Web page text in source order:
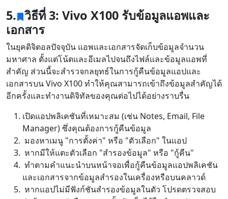
5. วิธีที่ 3: Vivo X100 รับข้อมูลแอพและ
เอกสาร
ในยุคดิจิตอลปัจจุบัน แอพและเอกสารจัดเก็บข้อมูลจำนวน
มหาศาล ตั้งแต่โน้ตและอีเมลไปจนถึงไฟล์และข้อมูลแอพที่
สำคัญ ส่วนนี้จะสำรวจกลยุทธ์ในการกู้คืนข้อมูลแอปและ
เอกสารบน Vivo X100 ทำให้คุณสามารถเข้าถึงข้อมูลสำคัญได้
อีกครั้งและทำงานดิจิทัลของคุณต่อไปได้อย่างราบรื่น
เปิดแอปพลิเคชันที่เหมาะสม (เช่น Notes, Email, File
Manager) ซึ่งคุณต้องการกู้คืนข้อมูล
มองหาเมนู "การตั้งค่า" หรือ "ตัวเลือก" ในแอป
หากมีให้แตะตัวเลือก "สำรองข้อมูล" หรือ "กู้คืน"
ทำตามคำแนะนำบนหน้าจอเพื่อกู้คืนข้อมูลแอปพลิเคชัน
และเอกสารจากข้อมูลสำรองในเครื่องหรือบนคลาวด์
หากแอปไม่มีฟังก์ชันสำรองข้อมูลในตัว โปรดตรวจสอบ
สลับภาษา
English Nederlands
Tiếng Việt
日本
Español
Português
Deutsche
Français
Italiano
Norsk
Suomalainen
Svenska
Dansk
Ελληνικά
Türk
русский
हिंदी
தமிழ்